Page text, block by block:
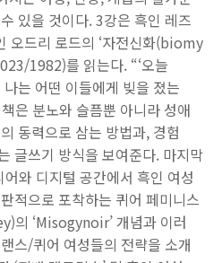
있을 것이다. 3강은 흑인 레즈
오드리 로드의 ‘자전신화(biomy
1982)를 읽는다. “‘오늘
는 어떤 이들에게 빚을 졌는
은 분노와 슬픔뿐 아니라 성애
동력으로 삼는 방법과, 경험
글쓰기 방식을 보여준다. 마지막
와 디지털 공간에서 흑인 여성
적으로 포착하는 퀴어 페미니스
의 ‘Misogynoir’ 개념과 이러
스/퀴어 여성들의 전략을 소개